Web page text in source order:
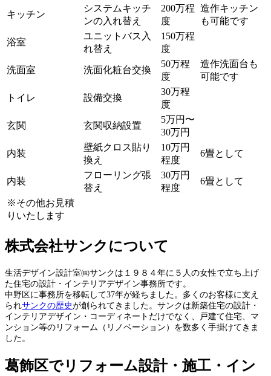
キッチン
システムキッチ
ンの入れ替え
200万程
度
造作キッチン
も可能です
浴室
ユニットバス入
れ替え
150万程
度
洗面室 洗面化粧台交換
50万程
度
造作洗面台も
可能です
トイレ 設備交換
30万程
度
玄関 玄関収納設置
5万円〜
30万円
内装
壁紙クロス貼り
換え
10万円
程度
6畳として
内装
フローリング張
替え
30万円
程度
6畳として
※その他お見積
りいたします
株式会社サンクについて
生活デザイン設計室㈱サンクは１９８４年に５人の女性で立ち上げ
た住宅の設計・インテリアデザイン事務所です。
中野区に事務所を移転して37年が経ちました。多くのお客様に支え
られサンクの歴史が創られてきました。サンクは新築住宅の設計・
インテリアデザイン・コーディネートだけでなく、戸建て住宅、マ
ンション等のリフォーム（リノベーション）を数多く手掛けてきま
した。
葛飾区でリフォーム設計・施工・イン